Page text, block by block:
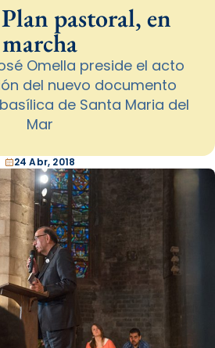
pastoral, en
marcha
Omella preside el acto
del nuevo documento
de Santa Maria del
Mar
24 Abr, 2018